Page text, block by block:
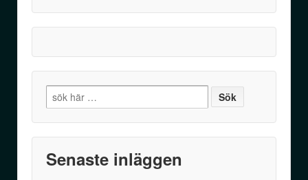
Search
for:
Senaste inläggen